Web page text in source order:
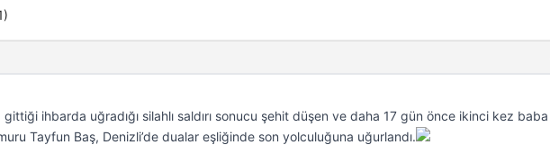
gittiği ihbarda uğradığı silahlı saldırı sonucu şehit düşen ve daha 17 gün önce ikinci kez
Tayfun Baş, Denizli’de dualar eşliğinde son yolculuğuna uğurlandı.